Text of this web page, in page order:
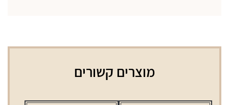
מוצרים קשורים